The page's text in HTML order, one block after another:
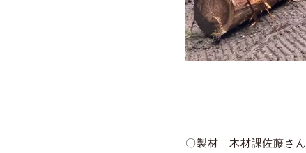
〇製材 木材課佐藤さん